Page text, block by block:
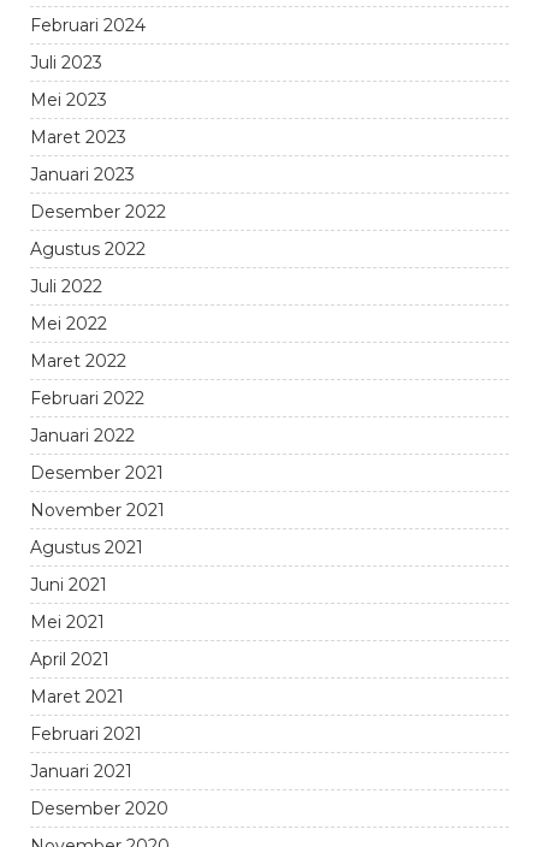
Februari 2024
Juli 2023
Mei 2023
Maret 2023
Januari 2023
Desember 2022
Agustus 2022
Juli 2022
Mei 2022
Maret 2022
Februari 2022
Januari 2022
Desember 2021
November 2021
Agustus 2021
Juni 2021
Mei 2021
April 2021
Maret 2021
Februari 2021
Januari 2021
Desember 2020